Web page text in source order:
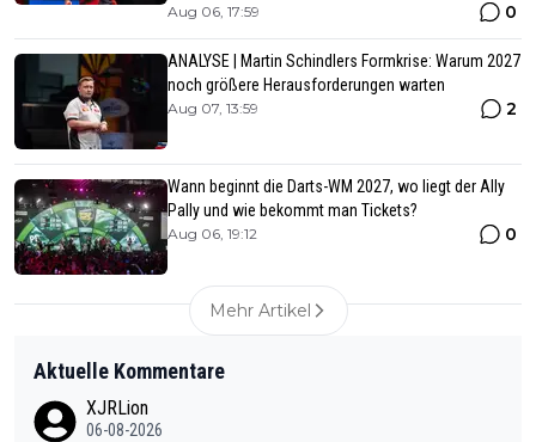
Aug 06, 17:59 0
ANALYSE | Martin Schindlers Formkrise: Warum 2027
noch größere Herausforderungen warten
Aug 07, 13:59 2
Wann beginnt die Darts-WM 2027, wo liegt der Ally
Pally und wie bekommt man Tickets?
Aug 06, 19:12 0
Mehr Artikel
Aktuelle Kommentare
XJRLion
06-08-2026